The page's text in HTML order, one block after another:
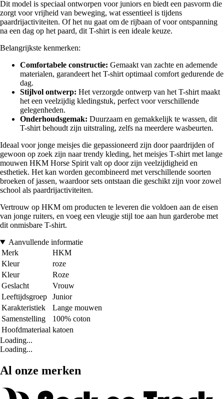
Dit model is speciaal ontworpen voor juniors en biedt een pasvorm die
zorgt voor vrijheid van beweging, wat essentieel is tijdens
paardrijactiviteiten. Of het nu gaat om de rijbaan of voor ontspanning
na een dag op het paard, dit T-shirt is een ideale keuze.
Belangrijkste kenmerken:
Comfortabele constructie: Gemaakt van zachte en ademende
materialen, garandeert het T-shirt optimaal comfort gedurende de
dag.
Stijlvol ontwerp: Het verzorgde ontwerp van het T-shirt maakt
het een veelzijdig kledingstuk, perfect voor verschillende
gelegenheden.
Onderhoudsgemak: Duurzaam en gemakkelijk te wassen, dit
T-shirt behoudt zijn uitstraling, zelfs na meerdere wasbeurten.
Ideaal voor jonge meisjes die gepassioneerd zijn door paardrijden of
gewoon op zoek zijn naar trendy kleding, het meisjes T-shirt met lange
mouwen HKM Horse Spirit valt op door zijn veelzijdigheid en
esthetiek. Het kan worden gecombineerd met verschillende soorten
broeken of jassen, waardoor sets ontstaan die geschikt zijn voor zowel
school als paardrijactiviteiten.
Vertrouw op HKM om producten te leveren die voldoen aan de eisen
van jonge ruiters, en voeg een vleugje stijl toe aan hun garderobe met
dit onmisbare T-shirt.
Aanvullende informatie
Merk
HKM
Kleur
roze
Kleur
Roze
Geslacht
Vrouw
Leeftijdsgroep
Junior
Karakteristiek
Lange mouwen
Samenstelling
100% coton
Hoofdmateriaal katoen
Loading...
Loading...
Al onze merken